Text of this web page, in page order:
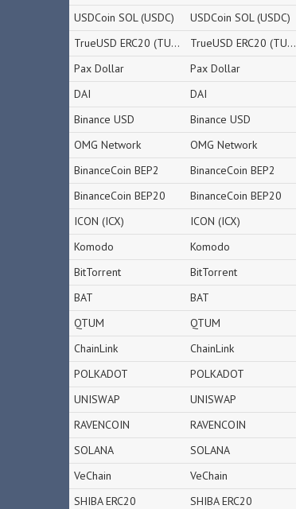
USDCoin SOL (USDC)
TrueUSD ERC20 (TUSD)
Pax Dollar
DAI
Binance USD
OMG Network
BinanceCoin BEP2
BinanceCoin BEP20
ICON (ICX)
Komodo
BitTorrent
BAT
QTUM
ChainLink
POLKADOT
UNISWAP
RAVENCOIN
SOLANA
VeChain
SHIBA ERC20
USDCoin SOL (USDC)
TrueUSD ERC20 (TUSD)
Pax Dollar
DAI
Binance USD
OMG Network
BinanceCoin BEP2
BinanceCoin BEP20
ICON (ICX)
Komodo
BitTorrent
BAT
QTUM
ChainLink
POLKADOT
UNISWAP
RAVENCOIN
SOLANA
VeChain
SHIBA ERC20